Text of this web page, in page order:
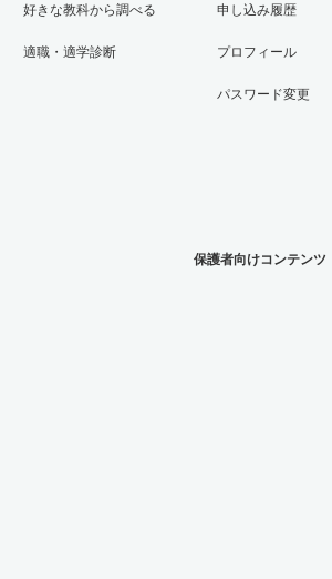
好きな教科から調べる
適職・適学診断
申し込み履歴
プロフィール
パスワード変更
保護者向けコンテンツ